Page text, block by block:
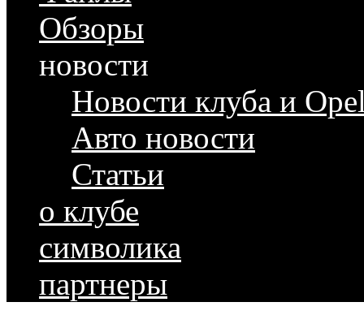
Обзоры
новости
Новости клуба и
Авто новости
Статьи
о клубе
символика
партнеры